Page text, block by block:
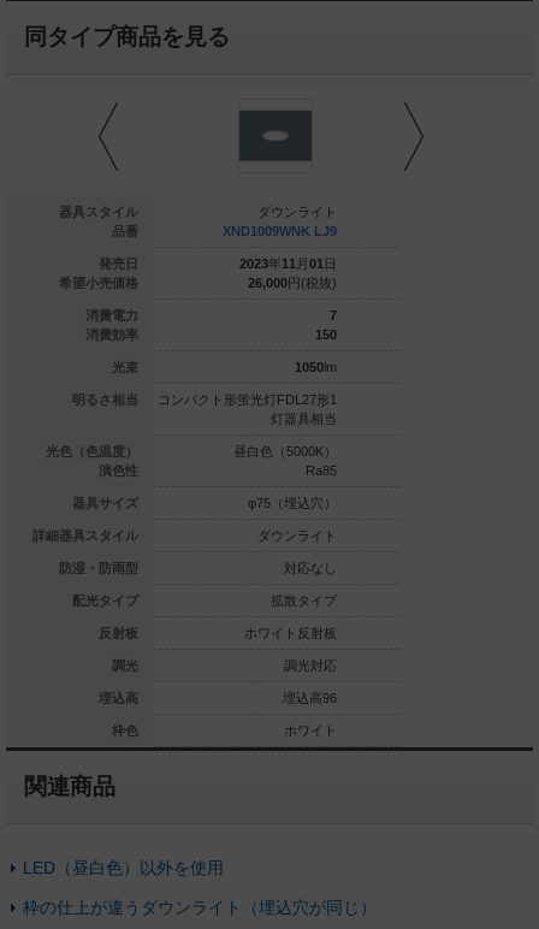
同タイプ商品を見る
器具スタイル
品番
発売日
希望小売価格
消費電力
消費効率
光束
明るさ相当
光色（色温度）
演色性
器具サイズ
詳細器具スタイル
防湿・防雨型
配光タイプ
反射板
調光
埋込高
枠色
ダウンライト
円(税抜)
7
143.5
灯FDL27形1
白色（4000K）
φ75（埋込穴）
ダウンライト
対応なし
拡散タイプ
ダウンライト
XND1009WNK LJ9
2023年11 月 01 日
26,000円(税抜)
7
150
1050lm
コンパクト形蛍光灯FDL27形1
灯器具相当
昼白色（5000K）
Ra85
φ75（埋込穴）
ダウンライト
対応なし
拡散タイプ
ホワイト反射板
調光対応
埋込高96
ホワイト
関連商品
LED（昼白色）以外を使用
枠の仕上が違うダウンライト（埋込穴が同じ）